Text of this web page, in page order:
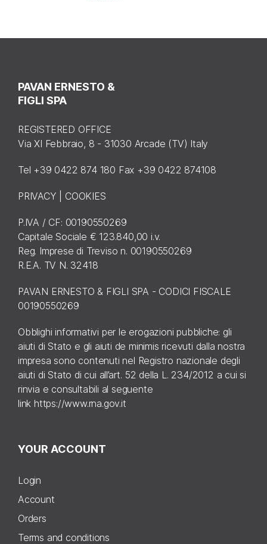
PAVAN ERNESTO &
FIGLI SPA
REGISTERED OFFICE
Via XI Febbraio, 8 - 31030 Arcade (TV) Italy
Tel +39 0422 874 180 Fax +39 0422 874108
PRIVACY COOKIES
P.IVA / CF: 00190550269
Capitale Sociale € 123.840,00 i.v.
Reg. Imprese di Treviso n. 00190550269
R.E.A. TV N. 32418
PAVAN ERNESTO & FIGLI SPA - CODICI FISCALE
00190550269
Obblighi informativi per le erogazioni pubbliche: gli
aiuti di Stato e gli aiuti de minimis ricevuti dalla nostra
impresa sono contenuti nel Registro nazionale degli
aiuti di Stato di cui all’art. 52 della L. 234/2012 a cui si
rinvia e consultabili al seguente
link https://www.rna.gov.it
YOUR ACCOUNT
Login
Account
Orders
Terms and conditions